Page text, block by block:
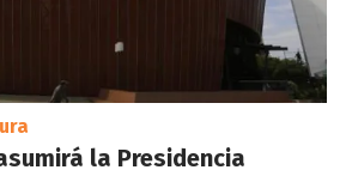
la Presidencia